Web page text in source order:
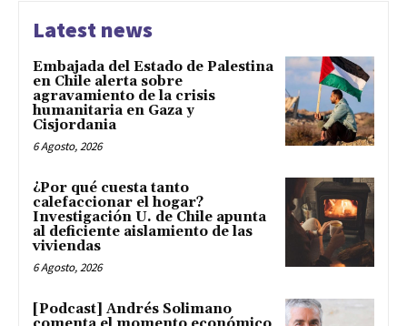
Latest news
Embajada del Estado de Palestina
en Chile alerta sobre
agravamiento de la crisis
humanitaria en Gaza y
Cisjordania
6 Agosto, 2026
¿Por qué cuesta tanto
calefaccionar el hogar?
Investigación U. de Chile apunta
al deficiente aislamiento de las
viviendas
6 Agosto, 2026
[Podcast] Andrés Solimano